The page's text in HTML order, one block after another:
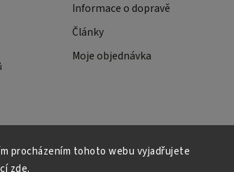
procházením tohoto webu vyjadřujete
zde.
Informace o dopravě
Články
Moje objednávka